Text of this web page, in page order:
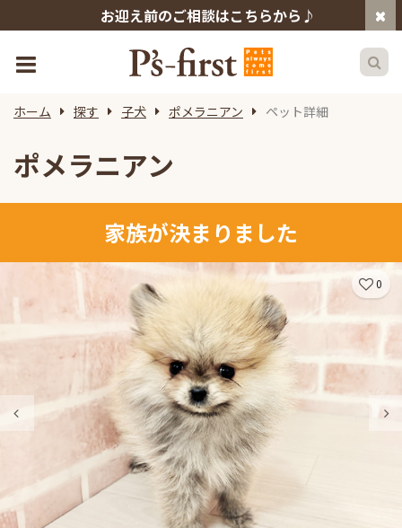
お迎え前のご相談はこちらから♪
ホーム 探す 子犬 ポメラニアン ペット詳細
ポメラニアン
家族が決まりました
0